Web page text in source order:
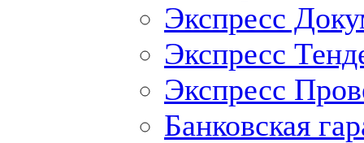
Экспресс
Экспресс
Экспресс
Банковская